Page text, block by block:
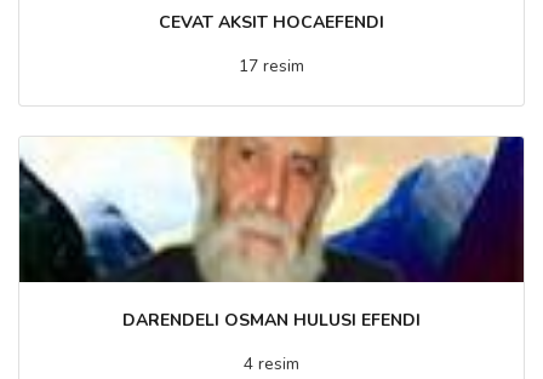
CEVAT AKSIT HOCAEFENDI
17 resim
DARENDELI OSMAN HULUSI EFENDI
4 resim